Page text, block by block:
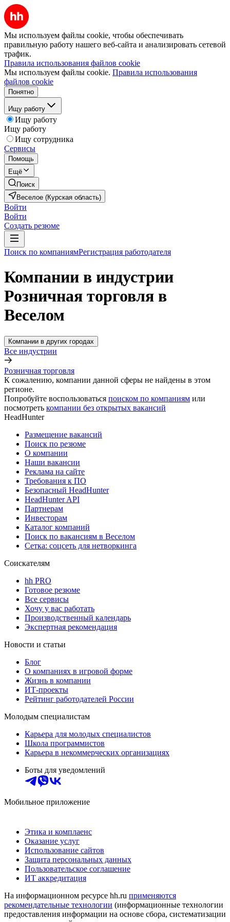
Мы используем файлы cookie, чтобы обеспечивать
правильную работу нашего веб-сайта и анализировать сетевой
трафик.
Правила использования файлов cookie
Мы используем файлы cookie. Правила использования
файлов cookie
Понятно
Ищу работу
Ищу работу
Ищу работу
Ищу сотрудника
Сервисы
Помощь
Ещё
Поиск
Веселое (Курская область)
Войти
Войти
Создать резюме
Поиск по компаниямРегистрация работодателя
Компании в индустрии
Розничная торговля в
Веселом
Компании в других городах
Все индустрии
Розничная торговля
К сожалению, компании данной сферы не найдены в этом
регионе.
Попробуйте воспользоваться поиском по компаниям или
посмотреть компании без открытых вакансий
HeadHunter
Размещение вакансий
Поиск по резюме
О компании
Наши вакансии
Реклама на сайте
Требования к ПО
Безопасный HeadHunter
HeadHunter API
Партнерам
Инвесторам
Каталог компаний
Поиск по вакансиям в Веселом
Сетка: соцсеть для нетворкинга
Соискателям
hh PRO
Готовое резюме
Все сервисы
Хочу у вас работать
Производственный календарь
Экспертная рекомендация
Новости и статьи
Блог
О компаниях в игровой форме
Жизнь в компании
ИТ-проекты
Рейтинг работодателей России
Молодым специалистам
Карьера для молодых специалистов
Школа программистов
Карьера в некоммерческих организациях
Боты для уведомлений
Мобильное приложение
Этика и комплаенс
Оказание услуг
Использование сайтов
Защита персональных данных
Пользовательское соглашение
ИТ аккредитация
На информационном ресурсе hh.ru применяются
рекомендательные технологии (информационные технологии
предоставления информации на основе сбора, систематизации